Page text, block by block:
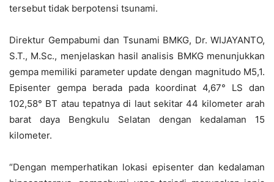
tersebut tidak berpotensi tsunami.
Direktur Gempabumi dan Tsunami BMKG, Dr. WIJAYANTO,
S.T., M.Sc., menjelaskan hasil analisis BMKG menunjukkan
gempa memiliki parameter update dengan magnitudo M5,1.
Episenter gempa berada pada koordinat 4,67° LS dan
102,58° BT atau tepatnya di laut sekitar 44 kilometer arah
barat daya Bengkulu Selatan dengan kedalaman 15
kilometer.
“Dengan memperhatikan lokasi episenter dan kedalaman